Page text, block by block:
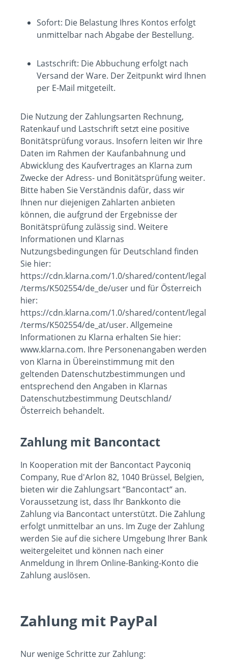
Sofort: Die Belastung Ihres Kontos erfolgt
unmittelbar nach Abgabe der Bestellung.
Lastschrift: Die Abbuchung erfolgt nach
Versand der Ware. Der Zeitpunkt wird Ihnen
per E-Mail mitgeteilt.
Die Nutzung der Zahlungsarten Rechnung,
Ratenkauf und Lastschrift setzt eine positive
Bonitätsprüfung voraus. Insofern leiten wir Ihre
Daten im Rahmen der Kaufanbahnung und
Abwicklung des Kaufvertrages an Klarna zum
Zwecke der Adress- und Bonitätsprüfung weiter.
Bitte haben Sie Verständnis dafür, dass wir
Ihnen nur diejenigen Zahlarten anbieten
können, die aufgrund der Ergebnisse der
Bonitätsprüfung zulässig sind. Weitere
Informationen und Klarnas
Nutzungsbedingungen für Deutschland finden
Sie hier:
https://cdn.klarna.com/1.0/shared/content/legal
/terms/K502554/de_de/user und für Österreich
hier:
https://cdn.klarna.com/1.0/shared/content/legal
/terms/K502554/de_at/user. Allgemeine
Informationen zu Klarna erhalten Sie hier:
www.klarna.com. Ihre Personenangaben werden
von Klarna in Übereinstimmung mit den
geltenden Datenschutzbestimmungen und
entsprechend den Angaben in Klarnas
Datenschutzbestimmung Deutschland/
Österreich behandelt.
Zahlung mit Bancontact
In Kooperation mit der Bancontact Payconiq
Company, Rue d'Arlon 82, 1040 Brüssel, Belgien,
bieten wir die Zahlungsart “Bancontact“ an.
Voraussetzung ist, dass Ihr Bankkonto die
Zahlung via Bancontact unterstützt. Die Zahlung
erfolgt unmittelbar an uns. Im Zuge der Zahlung
werden Sie auf die sichere Umgebung Ihrer Bank
weitergeleitet und können nach einer
Anmeldung in Ihrem Online-Banking-Konto die
Zahlung auslösen.
Zahlung mit PayPal
Nur wenige Schritte zur Zahlung: